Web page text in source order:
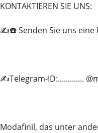
KONTAKTIEREN SIE UNS:
✍️☎️ Senden Sie uns eine
✍️Telegram-ID:.............
Modafinil, das unter